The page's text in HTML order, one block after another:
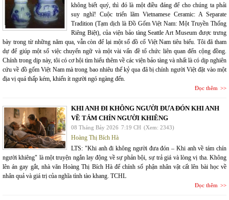
không biết quý, thì đó là một điều đáng để cho chúng ta phải
suy nghĩ! Cuộc triển lãm Vietnamese Ceramic: A Separate
Tradition (Tạm dịch là Đồ Gốm Việt Nam: Một Truyền Thống
Riêng Biệt), của viện bảo tàng Seattle Art Museum được trưng
bày trong từ những năm qua, vẫn còn để lại một số đồ cổ Việt Nam tiêu biểu. Tôi đã tham
dự để giúp một số việc chuyển ngữ và một vài vấn đề tổ chức liên quan đến cộng đồng.
Chính trong dịp này, tôi có cơ hội tìm hiểu thêm về các viện bảo tàng và nhất là có dịp nghiên
cứu về đồ gốm Việt Nam mà trong bao nhiêu thế kỷ qua đã bị chính người Việt đặt vào một
địa vị quá thấp kém, khiến ít người ngó ngàng đến.
Đọc thêm
KHI ANH ĐI KHÔNG NGƯỜI ĐƯA ĐÓN KHI ANH
VỀ TÁM CHÍN NGƯỜI KHIÊNG
08 Tháng Bảy 2026 7:19 CH (Xem: 2343)
Hoàng Thị Bích Hà
LTS: "Khi anh đi không người đưa đón – Khi anh về tám chín
người khiêng" là một truyện ngắn lay động về sự phản bội, sự trả giá và lòng vị tha. Không
lên án gay gắt, nhà văn Hoàng Thị Bích Hà để chính số phận nhân vật cất lên bài học về
nhân quả và giá trị của nghĩa tình tào khang. TCHL
Đọc thêm